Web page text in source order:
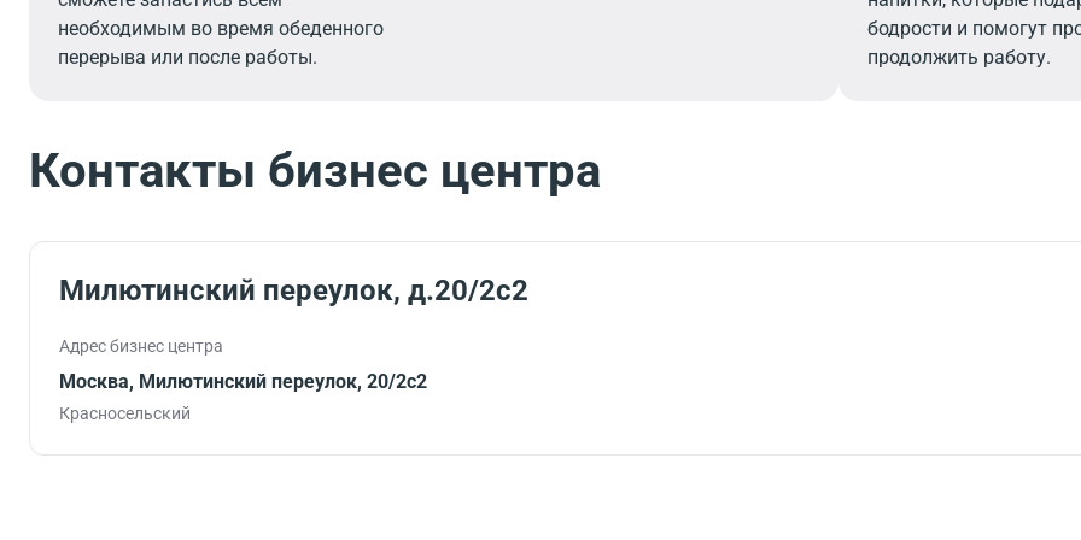
необходимым во время обеденного
перерыва или после работы.
бодрости и помогут
продолжить работу.
Контакты бизнес центра
Милютинский переулок, д.20/2с2
Адрес бизнес центра
Москва, Милютинский переулок, 20/2с2
Красносельский